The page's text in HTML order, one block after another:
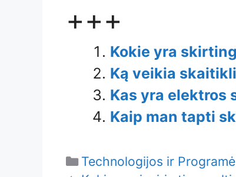
+++
Kokie yra
Ką veikia
Kas yra elektros
Kaip man tapti
Categories
Technologijos ir